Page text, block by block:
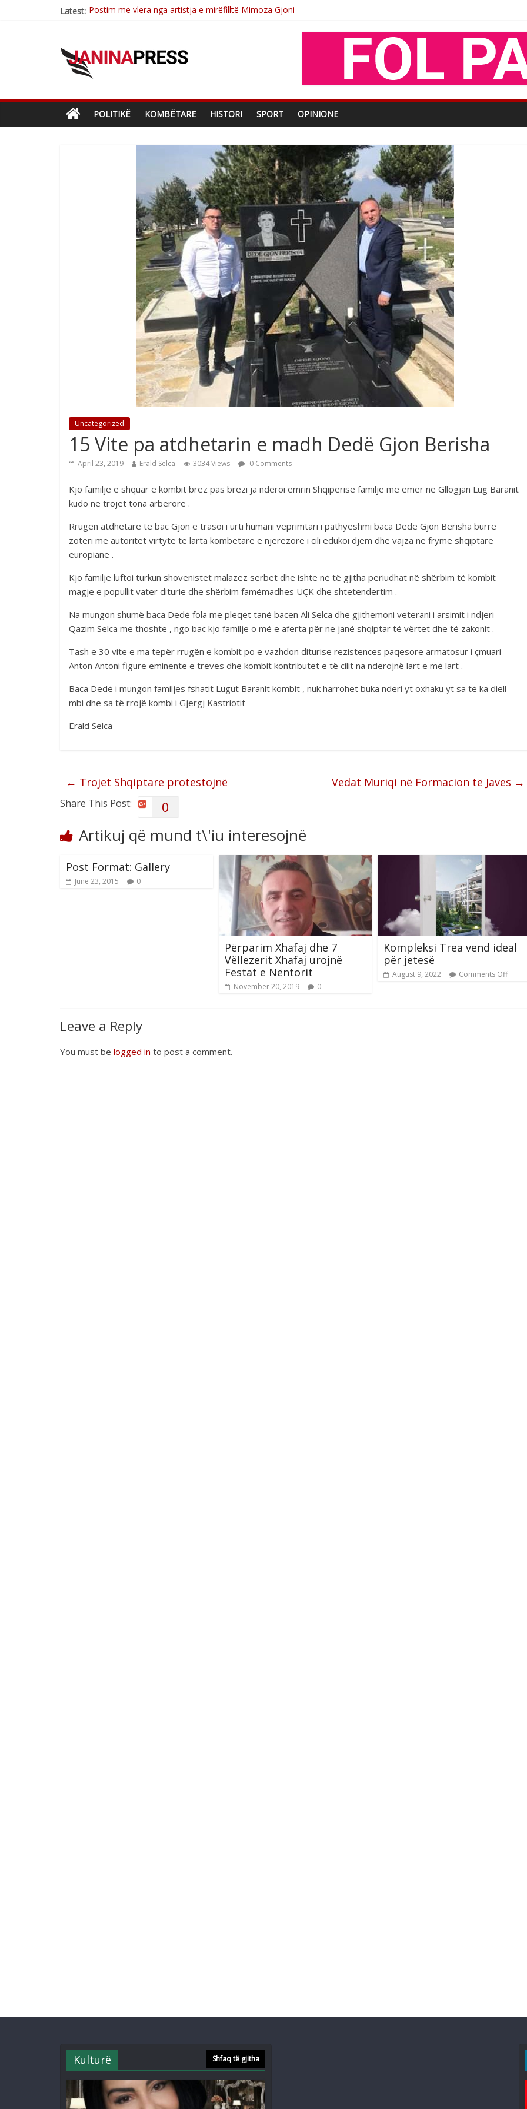
Latest: Nga poetja atdhetare Kumrie Shala -BOLL MO
Çlirimtari Mentor Mushkolaj nderohet me mirenjohje nga Xhevdet Qeriqi Dega e invalidëve në Fushë Kosovë
POLITIKË KOMBËTARE HISTORI SPORT OPINIONE
Uncategorized
15 Vite pa atdhetarin e madh Dedë Gjon Berisha
April 23, 2019 Erald Selca 3034 Views 0 Comments
Kjo familje e shquar e kombit brez pas brezi ja nderoi emrin Shqipërisë familje me emër në Gllogjan Lug Baranit
kudo në trojet tona arbërore .
Rrugën atdhetare të bac Gjon e trasoi i urti humani veprimtari i pathyeshmi baca Dedë Gjon Berisha burrë
zoteri me autoritet virtyte të larta kombëtare e njerezore i cili edukoi djem dhe vajza në frymë shqiptare
europiane .
Kjo familje luftoi turkun shovenistet malazez serbet dhe ishte në të gjitha periudhat në shërbim të kombit
magje e popullit vater diturie dhe shërbim famëmadhes UÇK dhe shtetendertim .
Na mungon shumë baca Dedë fola me pleqet tanë bacen Ali Selca dhe gjithemoni veterani i arsimit i ndjeri
Qazim Selca me thoshte , ngo bac kjo familje o më e aferta për ne janë shqiptar të vërtet dhe të zakonit .
Tash e 30 vite e ma tepër rrugën e kombit po e vazhdon diturise rezistences paqesore armatosur i çmuari
Anton Antoni figure eminente e treves dhe kombit kontributet e të cilit na nderojnë lart e më lart .
Baca Dedë i mungon familjes fshatit Lugut Baranit kombit , nuk harrohet buka nderi yt oxhaku yt sa të ka diell
mbi dhe sa të rrojë kombi i Gjergj Kastriotit
Erald Selca
← Trojet Shqiptare protestojnë Vedat Muriqi në Formacion të Javes →
Share This Post: 0
Artikuj që mund t\'iu interesojnë
Post Format: Gallery
June 23, 2015 0
Përparim Xhafaj dhe 7
Vëllezerit Xhafaj urojnë
Festat e Nëntorit
November 20, 2019 0
Kompleksi Trea vend ideal
për jetesë
August 9, 2022 Comments Off
Leave a Reply
You must be logged in to post a comment.
Kulturë Shfaq të gjitha